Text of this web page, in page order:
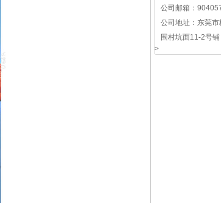
公司邮箱：
公司地址： 东莞
围村坑面11-2号铺
>